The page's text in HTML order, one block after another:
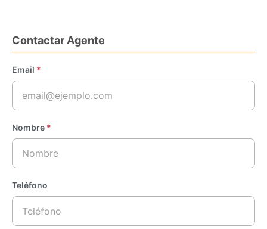
Contactar Agente
Email *
Nombre *
Teléfono